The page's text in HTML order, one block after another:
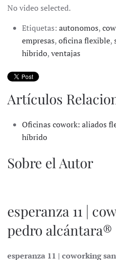
No video selected.
Etiquetas: autonomos,
empresas,oficina flexible,
hibrido,ventajas
Artículos
Oficinas cowork: aliados
híbrido
Sobre el Autor
esperanza 11 |
pedro alcántara®
esperanza 11 | coworking